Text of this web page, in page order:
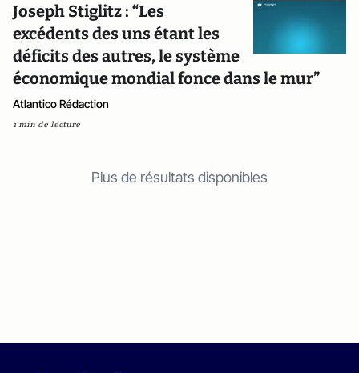
Joseph Stiglitz : “Les
excédents des uns étant les
déficits des autres, le système
économique mondial fonce dans le mur”
Atlantico Rédaction
1 min de lecture
Plus de résultats disponibles